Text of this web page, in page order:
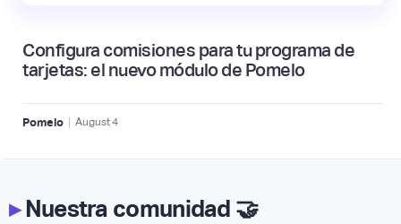
Configura comisiones para tu programa de
tarjetas: el nuevo módulo de Pomelo
Pomelo | August4
▸Nuestra comunidad 🤝